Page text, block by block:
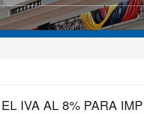
IVA AL 8% PARA